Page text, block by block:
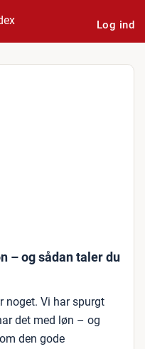
Log ind
– og sådan taler du
noget. Vi har spurgt
det med løn – og
den gode